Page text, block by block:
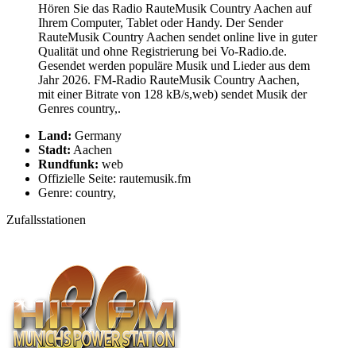
Hören Sie das Radio RauteMusik Country Aachen auf
Ihrem Computer, Tablet oder Handy. Der Sender
RauteMusik Country Aachen sendet online live in guter
Qualität und ohne Registrierung bei Vo-Radio.de.
Gesendet werden populäre Musik und Lieder aus dem
Jahr 2026. FM-Radio RauteMusik Country Aachen,
mit einer Bitrate von 128 kB/s,web) sendet Musik der
Genres country,.
Land: Germany
Stadt: Aachen
Rundfunk: web
Offizielle Seite: rautemusik.fm
Genre: country,
Zufallsstationen